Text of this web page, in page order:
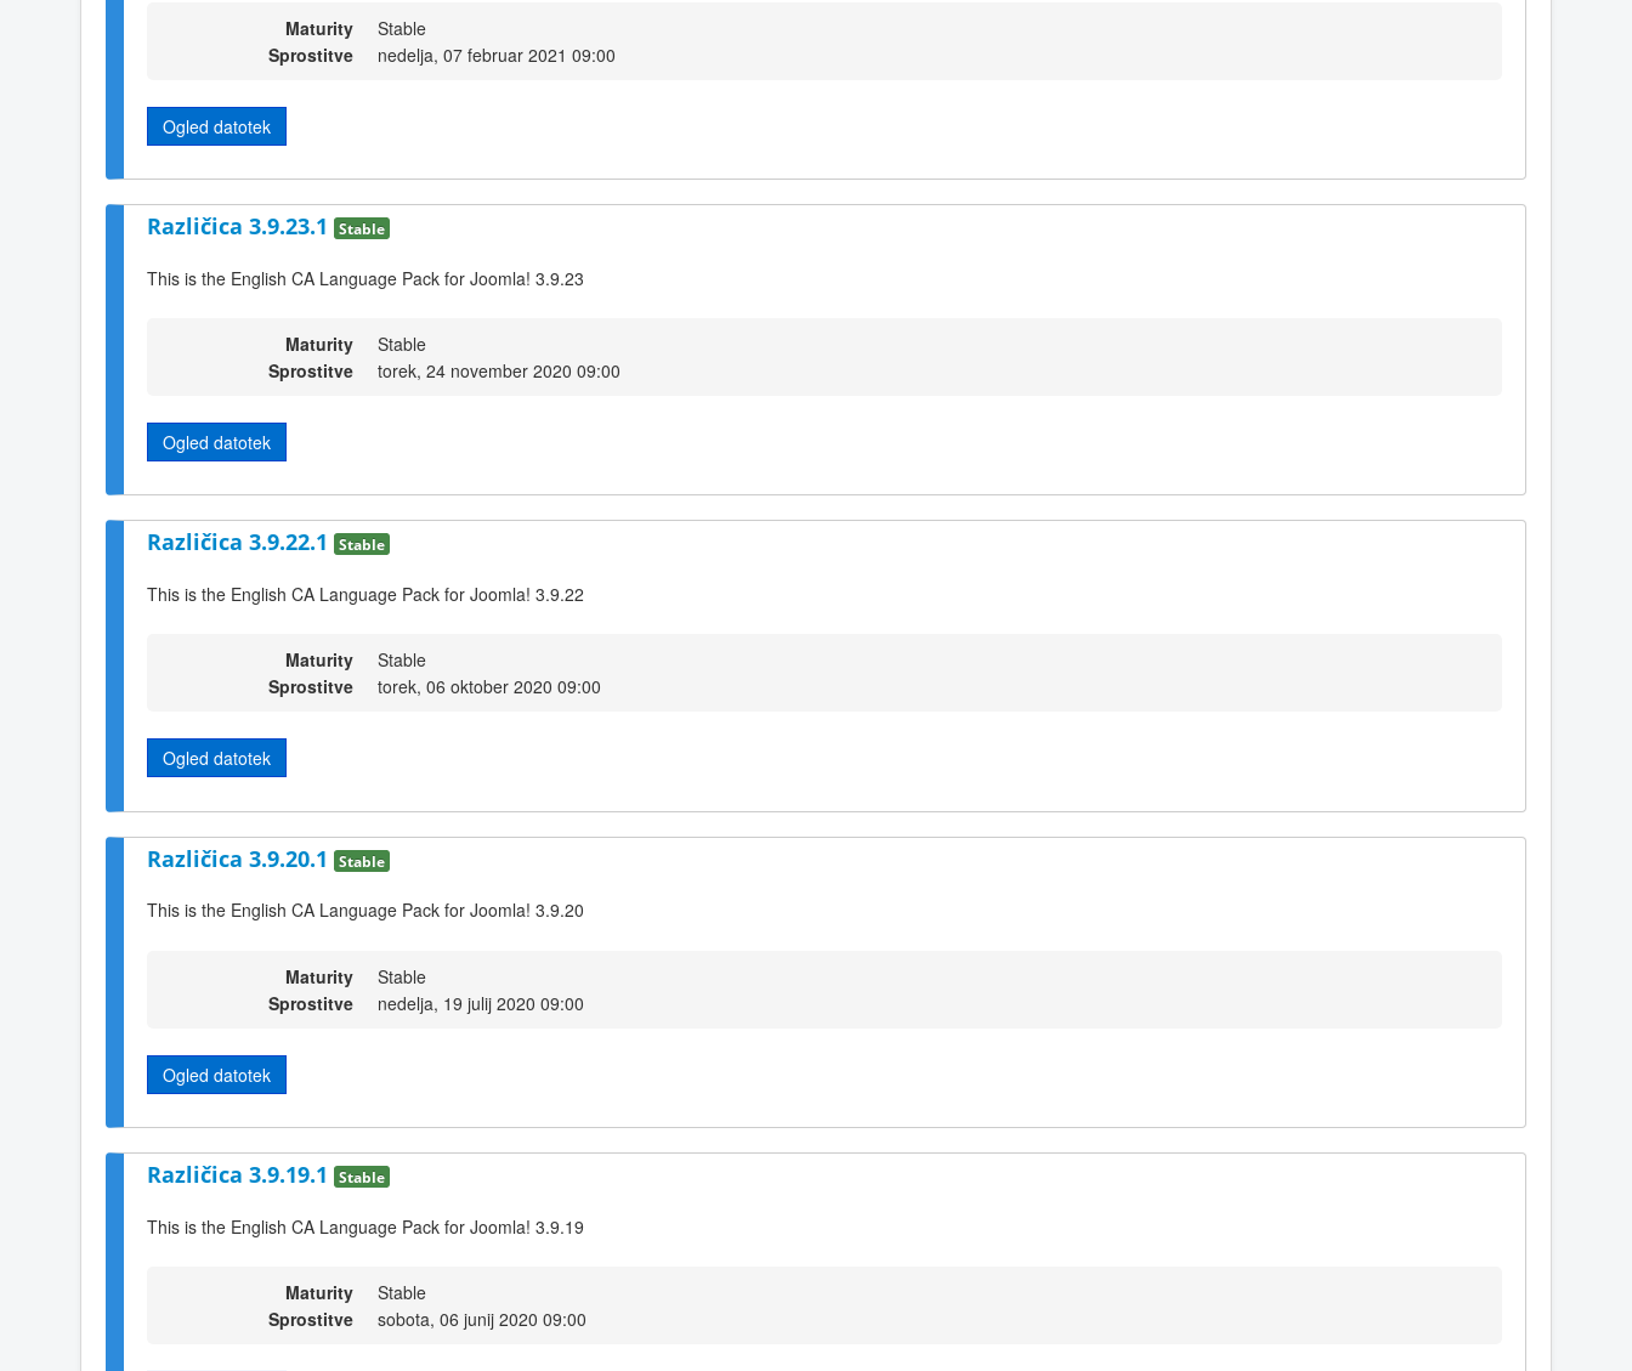
Maturity
Stable
Sprostitve
nedelja, 07 februar 2021 09:00
Ogled datotek
Različica 3.9.23.1 Stable
This is the English CA Language Pack for Joomla! 3.9.23
Maturity
Stable
Sprostitve
torek, 24 november 2020 09:00
Ogled datotek
Različica 3.9.22.1 Stable
This is the English CA Language Pack for Joomla! 3.9.22
Maturity
Stable
Sprostitve
torek, 06 oktober 2020 09:00
Ogled datotek
Različica 3.9.20.1 Stable
This is the English CA Language Pack for Joomla! 3.9.20
Maturity
Stable
Sprostitve
nedelja, 19 julij 2020 09:00
Ogled datotek
Različica 3.9.19.1 Stable
This is the English CA Language Pack for Joomla! 3.9.19
Maturity
Stable
Sprostitve
sobota, 06 junij 2020 09:00